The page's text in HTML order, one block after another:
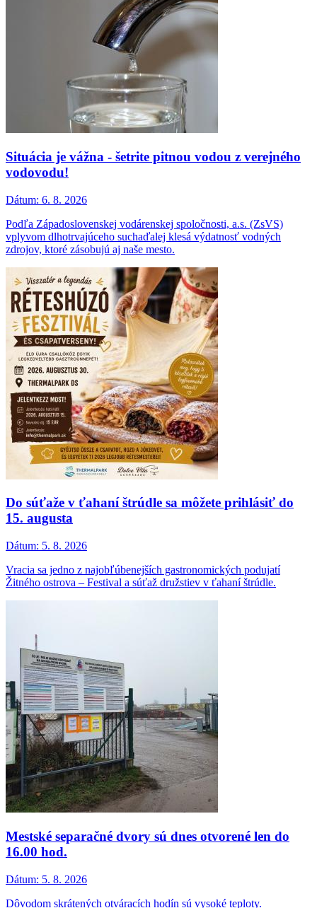
Situácia je vážna - šetrite pitnou vodou z verejného
vodovodu!
Dátum: 6. 8. 2026
Podľa Západoslovenskej vodárenskej spoločnosti, a.s. (ZsVS)
vplyvom dlhotrvajúceho suchaďalej klesá výdatnosť vodných
zdrojov, ktoré zásobujú aj naše mesto.
Do súťaže v ťahaní štrúdle sa môžete prihlásiť do
15. augusta
Dátum: 5. 8. 2026
Vracia sa jedno z najobľúbenejších gastronomických podujatí
Žitného ostrova – Festival a súťaž družstiev v ťahaní štrúdle.
Mestské separačné dvory sú dnes otvorené len do
16.00 hod.
Dátum: 5. 8. 2026
Dôvodom skrátených otváracích hodín sú vysoké teploty.